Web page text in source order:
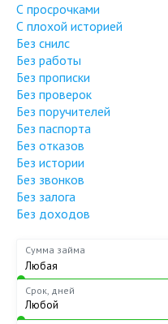
С просрочками
С плохой историей
Без снилс
Без работы
Без прописки
Без проверок
Без поручителей
Без паспорта
Без отказов
Без истории
Без звонков
Без залога
Без доходов
Сумма займа
Срок, дней